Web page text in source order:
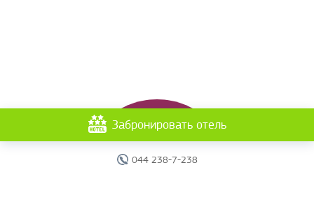
044 238-7-238
Забронировать отель